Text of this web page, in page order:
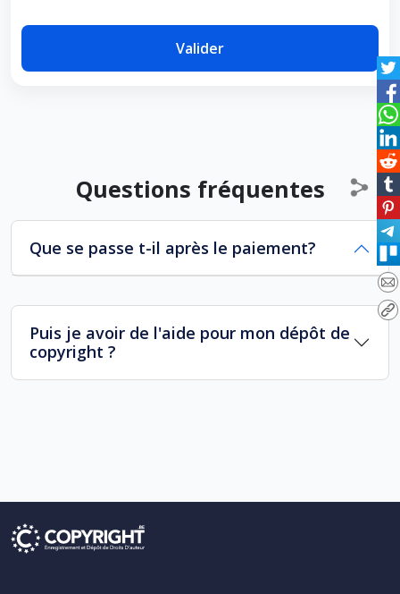
Valider
Questions fréquentes
Que se passe t-il après le paiement?
Puis je avoir de l'aide pour mon dépôt de
copyright ?